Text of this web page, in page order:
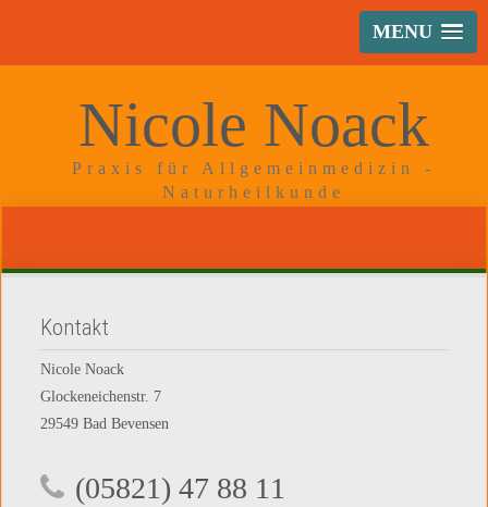
MENU
Nicole Noack
Praxis für Allgemeinmedizin -
Naturheilkunde
Kontakt
Nicole Noack
Glockeneichenstr. 7
29549 Bad Bevensen
(05821) 47 88 11